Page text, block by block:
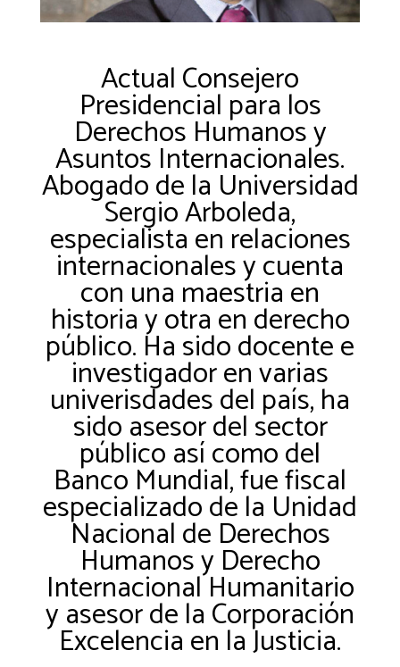
Actual Consejero
Presidencial para los
Derechos Humanos y
Asuntos Internacionales.
Abogado de la Universidad
Sergio Arboleda,
especialista en relaciones
internacionales y cuenta
con una maestria en
historia y otra en derecho
público. Ha sido docente e
investigador en varias
univerisdades del país, ha
sido asesor del sector
público así como del
Banco Mundial, fue fiscal
especializado de la Unidad
Nacional de Derechos
Humanos y Derecho
Internacional Humanitario
y asesor de la Corporación
Excelencia en la Justicia.